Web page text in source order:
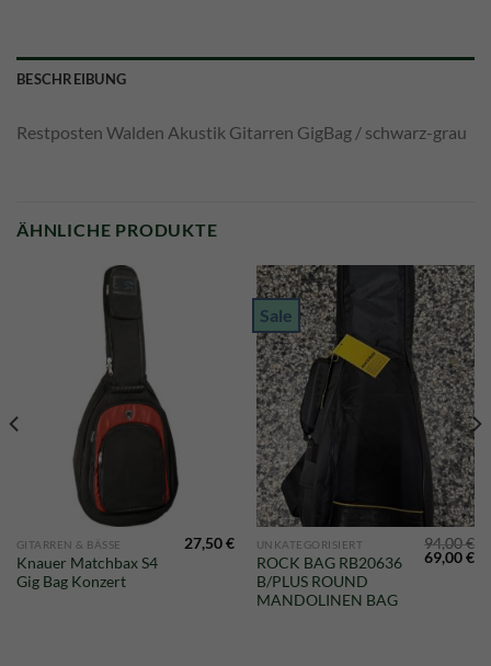
BESCHREIBUNG
Restposten Walden Akustik Gitarren GigBag / schwarz-grau
ÄHNLICHE PRODUKTE
GITARREN & BÄSSE
Knauer Matchbax S4
Gig Bag Konzert
27,50€
Sale
UNKATEGORISIERT
ROCK BAG RB20636
B/PLUS ROUND
MANDOLINEN BAG
94,00€
Preis
69,00€